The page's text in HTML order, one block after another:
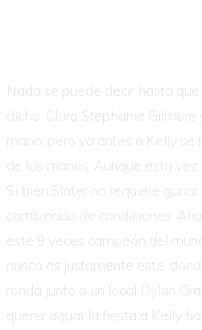
Nada se puede decir hasta
dicho. Claro Stephanie
mano, pero ya antes a Kelly
de las manos, Aunque esta
Si bien Slater no requiere
combinado de condiciones.
este 9 veces campeón del
nunca es justamente este,
ronda junto a un local Dylan
querer aguar la fiesta a Kelly